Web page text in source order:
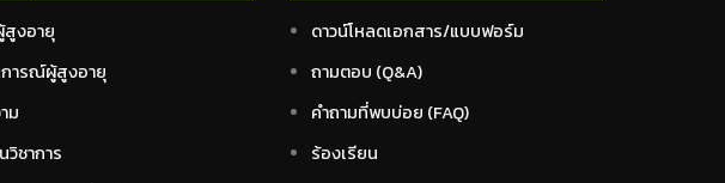
งอายุ
ารณ์ผู้สูงอายุ
ม
วิชาการ
ดาวน์โหลดเอกสาร/แบบฟอร์ม
ถามตอบ (Q&A)
คำถามที่พบบ่อย (FAQ)
ร้องเรียน